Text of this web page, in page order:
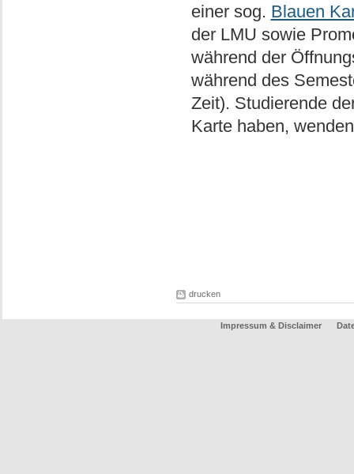
einer sog. Blauen
der LMU sowie
während der
während des
Zeit). Studierende
Karte haben,
drucken
Impressum & Disclaimer